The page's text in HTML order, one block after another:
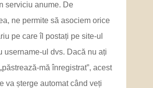
serviciu anume. De
ne permite să asociem orice
pe care îl postați pe site-ul
username-ul dvs. Dacă nu ați
mă înregistrat”, acest
va șterge automat când veți